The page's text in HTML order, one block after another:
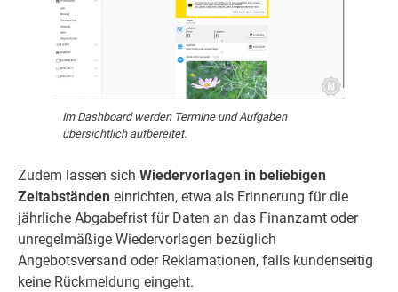
Im Dashboard werden Termine und Aufgaben
übersichtlich aufbereitet.
Zudem lassen sich Wiedervorlagen in beliebigen
Zeitabständen einrichten, etwa als Erinnerung für die
jährliche Abgabefrist für Daten an das Finanzamt oder
unregelmäßige Wiedervorlagen bezüglich
Angebotsversand oder Reklamationen, falls kundenseitig
keine Rückmeldung eingeht.